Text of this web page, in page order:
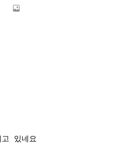
고 있네요